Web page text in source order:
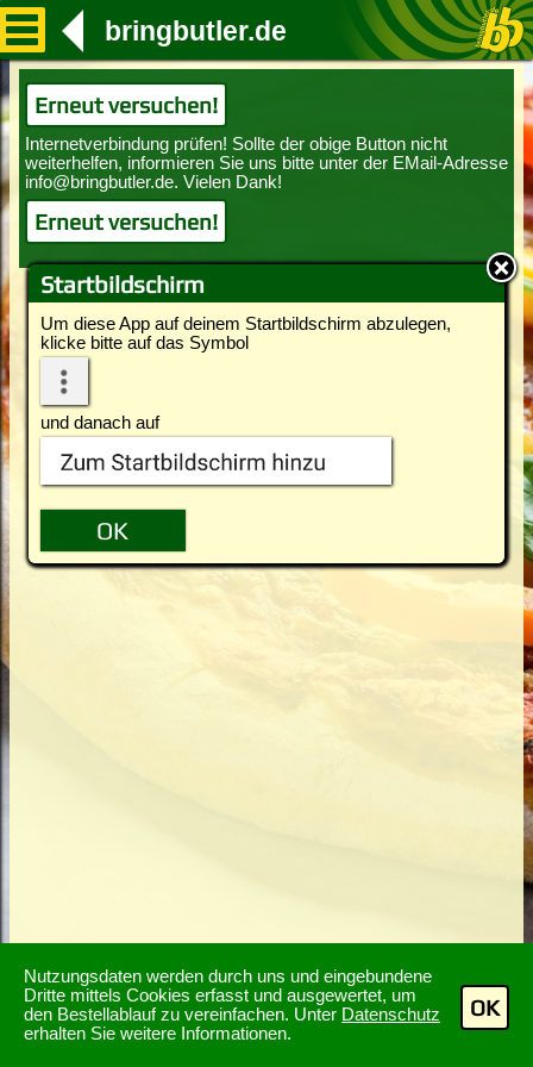
Nutzungsdaten werden durch uns und eingebundene
Dritte mittels Cookies erfasst und ausgewertet, um
den Bestellablauf zu vereinfachen. Unter Datenschutz
erhalten Sie weitere Informationen.
OK
Startbildschirm
Um diese App auf deinem Startbildschirm abzulegen,
klicke bitte auf das Symbol
und danach auf
bringbutler.de
Erneut versuchen!
Erneut versuchen!